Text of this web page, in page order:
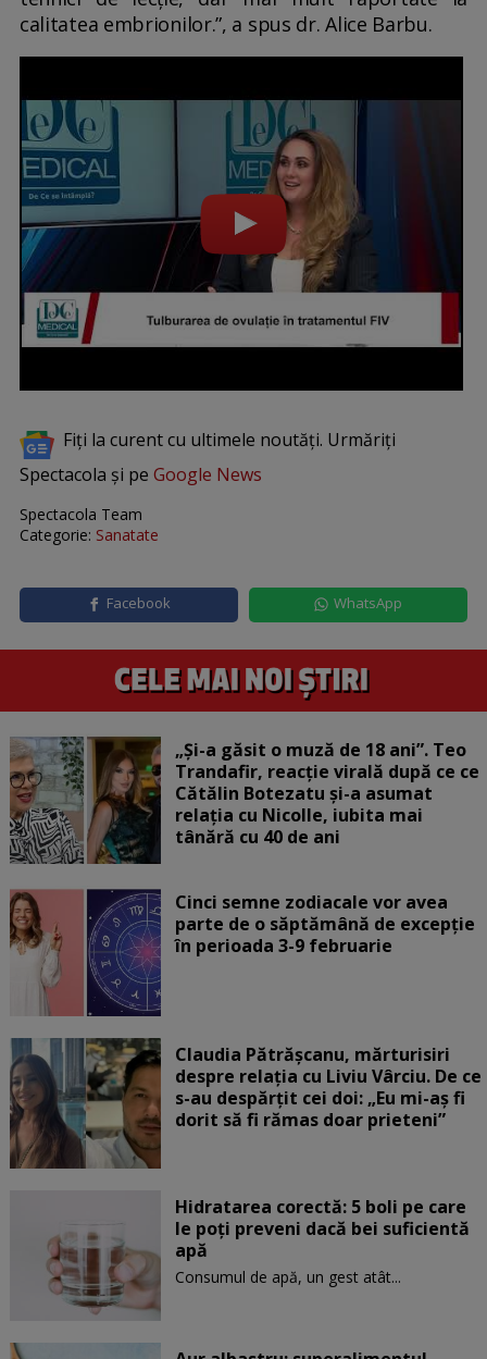
calitatea embrionilor.”, a spus dr. Alice Barbu.
Fiți la curent cu ultimele noutăți. Urmăriți
Spectacola și pe Google News
Spectacola Team
Categorie: Sanatate
Facebook WhatsApp
„Și-a găsit o muză de 18 ani”. Teo
Trandafir, reacție virală după ce ce
Cătălin Botezatu și-a asumat
relația cu Nicolle, iubita mai
tânără cu 40 de ani
Cinci semne zodiacale vor avea
parte de o săptămână de excepție
în perioada 3-9 februarie
Claudia Pătrășcanu, mărturisiri
despre relația cu Liviu Vârciu. De ce
s-au despărțit cei doi: „Eu mi-aș fi
dorit să fi rămas doar prieteni”
Hidratarea corectă: 5 boli pe care
le poți preveni dacă bei suficientă
apă
Consumul de apă, un gest atât...